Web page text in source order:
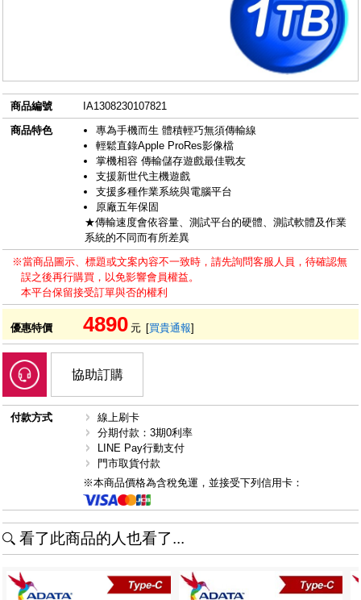
商品編號
IA1308230107821
商品特色
專為手機而生 體積輕巧無須傳輸線
輕鬆直錄Apple ProRes影像檔
掌機相容 傳輸儲存遊戲最佳戰友
支援新世代主機遊戲
支援多種作業系統與電腦平台
原廠五年保固
★傳輸速度會依容量、測試平台的硬體、測試軟體及作業
系統的不同而有所差異
※當商品圖示、標題或文案內容不一致時，請先詢問客服人員，待確認無
誤之後再行購買，以免影響會員權益。
本平台保留接受訂單與否的權利
優惠特價 4890 元 [買貴通報]
協助訂購
付款方式
線上刷卡
分期付款：3期0利率
LINE Pay行動支付
門市取貨付款
※本商品價格為含稅免運，並接受下列信用卡：
看了此商品的人也看了...